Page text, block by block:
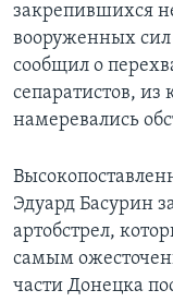
закрепившихся
вооруженных
сообщил о
сепаратистов, из
намеревались
Эдуард Басурин
артобстрел,
самым
части Донецка